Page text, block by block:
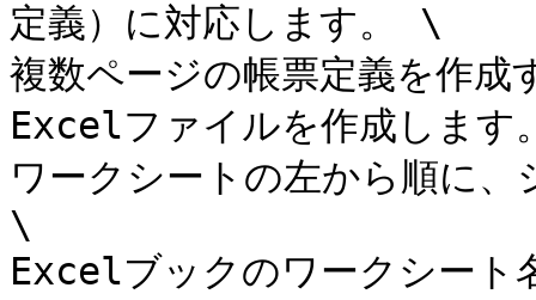
定義）に対応します。 \
複数ページの帳票定義を作成
Excelファイルを作成しま
ワークシートの左から順に
\
Excelブックのワークシート